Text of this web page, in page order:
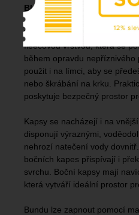
BUNDA
Vnitřní strana bundy je
fleecovou vrstvou, která se
během opravdu nepříznivého
použit i na límci, aby se
nebo škrábání na krku.
poskytuje bezpečný prostor
Kapsy se nacházejí i na
disponují výraznými,
nehrozí natečení vody
bočních kapes přispívají i
svrchu. Boční kapsy mají
která vytváří ideální prostor
Bundu lze zapnout pomocí